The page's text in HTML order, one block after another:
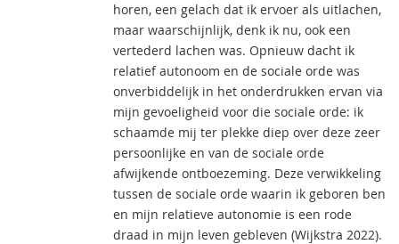
horen, een gelach dat ik ervoer als uitlachen,
maar waarschijnlijk, denk ik nu, ook een
vertederd lachen was. Opnieuw dacht ik
relatief autonoom en de sociale orde was
onverbiddelijk in het onderdrukken ervan via
mijn gevoeligheid voor die sociale orde: ik
schaamde mij ter plekke diep over deze zeer
persoonlijke en van de sociale orde
afwijkende ontboezeming. Deze verwikkeling
tussen de sociale orde waarin ik geboren ben
en mijn relatieve autonomie is een rode
draad in mijn leven gebleven (Wijkstra 2022).